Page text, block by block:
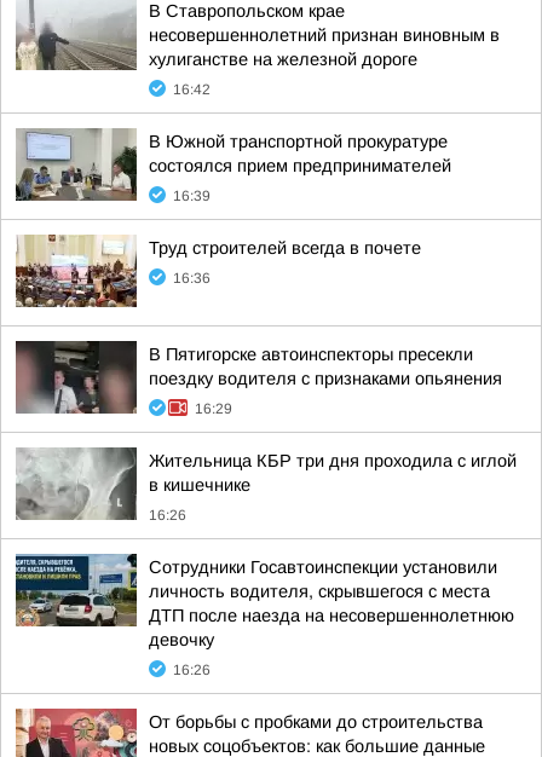
В Ставропольском крае
несовершеннолетний признан виновным в
хулиганстве на железной дороге
16:42
В Южной транспортной прокуратуре
состоялся прием предпринимателей
16:39
Труд строителей всегда в почете
16:36
В Пятигорске автоинспекторы пресекли
поездку водителя с признаками опьянения
16:29
Жительница КБР три дня проходила с иглой
в кишечнике
16:26
Сотрудники Госавтоинспекции установили
личность водителя, скрывшегося с места
ДТП после наезда на несовершеннолетнюю
девочку
16:26
От борьбы с пробками до строительства
новых соцобъектов: как большие данные